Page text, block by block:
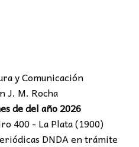
y Comunicación
J. M. Rocha
de del año 2026
400 - La Plata (1900)
DNDA en trámite